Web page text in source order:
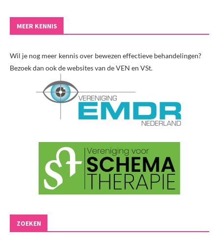
MEER KENNIS
Wil je nog meer kennis over bewezen effectieve behandelingen?
Bezoek dan ook de websites van de VEN en VSt.
ZOEKEN